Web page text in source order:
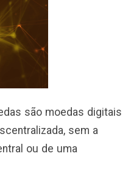
são moedas digitais
sem a
ou de uma